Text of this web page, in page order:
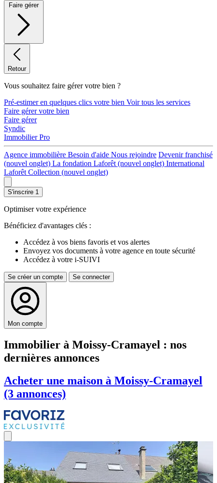
Faire gérer
Retour
Vous souhaitez faire gérer votre bien ?
Pré-estimer en quelques clics votre bien Voir tous les services
Faire gérer votre bien
Faire gérer
Syndic
Immobilier Pro
Agence immobilière Besoin d'aide Nous rejoindre Devenir franchisé
(nouvel onglet) La fondation Laforêt (nouvel onglet) International
Laforêt Collection (nouvel onglet)
S'inscrire 1
Optimiser votre expérience
Bénéficiez d'avantages clés :
Accédez à vos biens favoris et vos alertes
Envoyez vos documents à votre agence en toute sécurité
Accédez à votre i-SUIVI
Se créer un compte Se connecter
Mon compte
Immobilier à Moissy-Cramayel : nos
dernières annonces
Acheter une maison à Moissy-Cramayel
(3 annonces)